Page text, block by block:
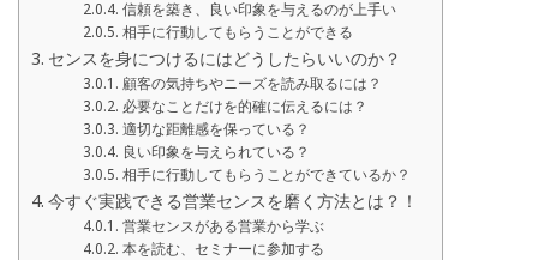
信頼を築き、良い印象を与えるのが上手い
相手に行動してもらうことができる
センスを身につけるにはどうしたらいいのか？
顧客の気持ちやニーズを読み取るには？
必要なことだけを的確に伝えるには？
適切な距離感を保っている？
良い印象を与えられている？
相手に行動してもらうことができているか？
今すぐ実践できる営業センスを磨く方法とは？！
営業センスがある営業から学ぶ
本を読む、セミナーに参加する